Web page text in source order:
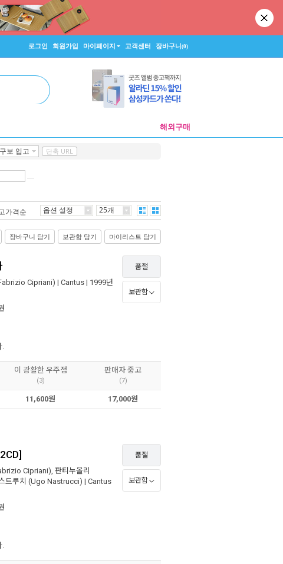
로그인 회원가입 마이페이지 고객센터 장바구니(0)
해외구매
보 입고 단축 URL
가격순 옵션 설정 25개
장바구니 담기 보관함 담기 마이리스트 담기
Cipriani) | Cantus | 1999년
.
품절
보관함
이 광활한 우주점
(3)
판매자 중고
(7)
11,600원 17,000원
Cipriani), 판티누올리
트루치 (Ugo Nastrucci) | Cantus
.
품절
보관함